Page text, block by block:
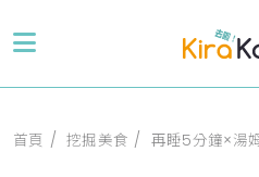
首頁 挖掘美食 再睡5分鐘×湯姆與傑利聯名登場！